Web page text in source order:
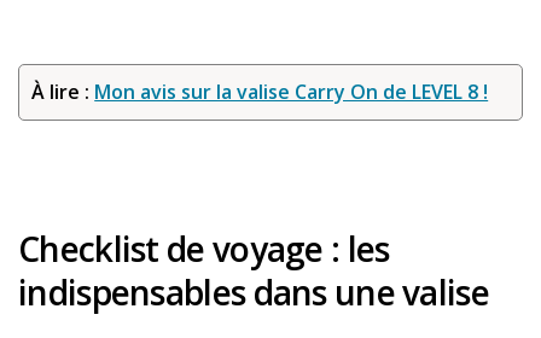
À lire : Mon avis sur la valise Carry On de LEVEL 8 !
Checklist de voyage : les
indispensables dans une valise